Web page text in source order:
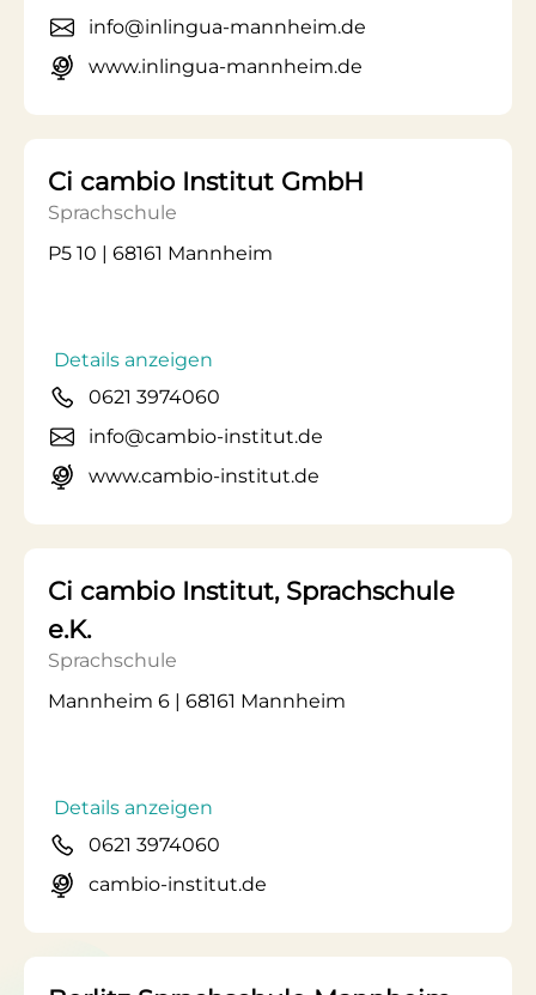
info@inlingua-mannheim.de
www.inlingua-mannheim.de
Ci cambio Institut GmbH
Sprachschule
P5 10 | 68161 Mannheim
Details anzeigen
0621 3974060
info@cambio-institut.de
www.cambio-institut.de
Ci cambio Institut, Sprachschule
e.K.
Sprachschule
Mannheim 6 | 68161 Mannheim
Details anzeigen
0621 3974060
cambio-institut.de